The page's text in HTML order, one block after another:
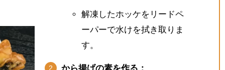
解凍したホッケをリードペ
ーパーで水けを拭き取りま
す。